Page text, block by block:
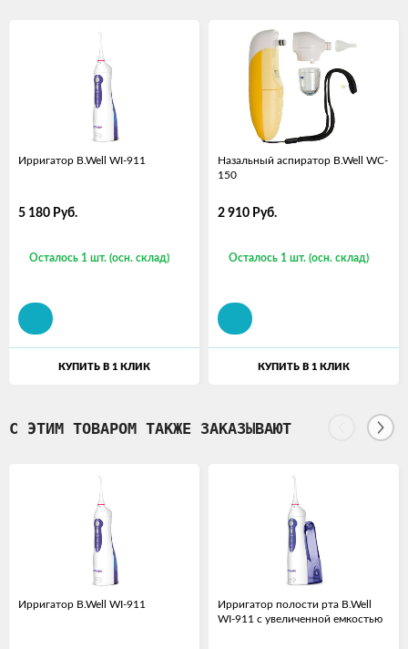
Ирригатор B.Well WI-911
5 180 Руб.
Осталось 1 шт. (осн. склад)
КУПИТЬ В 1 КЛИК
Назальный аспиратор B.Well WC-
150
2 910 Руб.
Осталось 1 шт. (осн. склад)
КУПИТЬ В 1 КЛИК
С ЭТИМ ТОВАРОМ ТАКЖЕ ЗАКАЗЫВАЮТ
Ирригатор B.Well WI-911
Ирригатор полости рта B.Well
WI-911 c увеличенной емкостью